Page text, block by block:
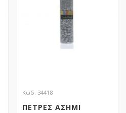
Κωδ. 34418
ΠΕΤΡΕΣ ΑΣΗΜΙ